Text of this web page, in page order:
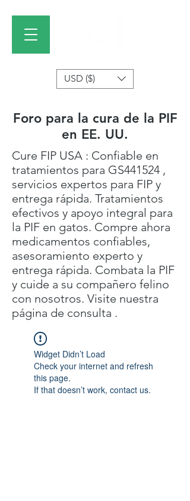
USD ($)
Foro para la cura de la PIF
en EE. UU.
Cure FIP USA : Confiable en
tratamientos para GS441524 ,
servicios expertos para FIP y
entrega rápida. Tratamientos
efectivos y apoyo integral para
la PIF en gatos. Compre ahora
medicamentos confiables,
asesoramiento experto y
entrega rápida. Combata la PIF
y cuide a su compañero felino
con nosotros. Visite nuestra
página de consulta .
Widget Didn’t Load
Check your internet and refresh
this page.
If that doesn’t work, contact us.